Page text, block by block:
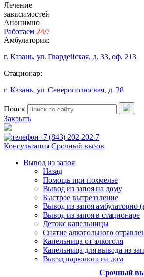
Лечение
зависимостей
Анонимно
Работаем 24/7
Амбулатория:
г. Казань, ул. Гвардейская, д. 33, оф. 213
Стационар:
г. Казань, ул. Северополюсная, д. 28
Поиск
Закрыть
+7 (843) 202-202-7
Консультация Срочный вызов
Вывод из запоя
Назад
Помощь при похмелье
Вывод из запоя на дому
Быстрое вытрезвление
Вывод из запоя амбулаторно
Вывод из запоя в стационаре
Детокс капельницы
Снятие алкогольного
Капельница от алкоголя
Капельница для вывода из
Выезд нарколога на дом
Срочный